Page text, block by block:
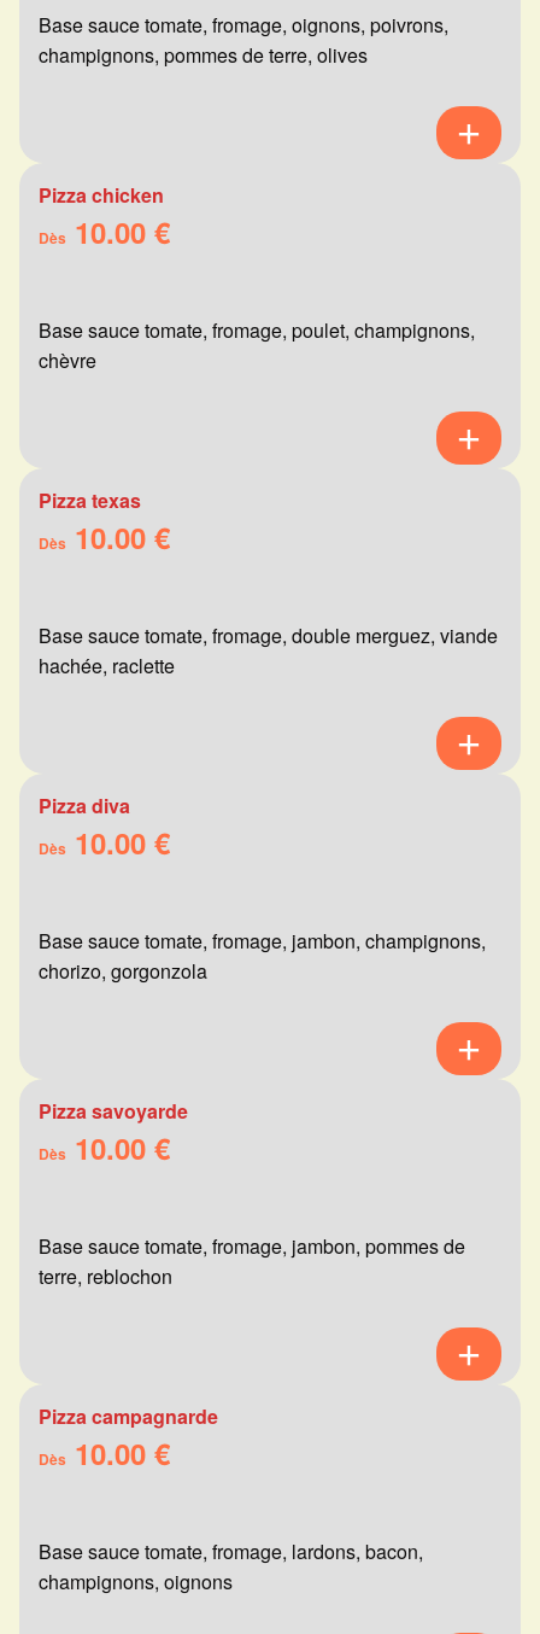
Base sauce tomate, fromage, oignons, poivrons,
champignons, pommes de terre, olives
Pizza chicken
Dès 10.00 €
Base sauce tomate, fromage, poulet, champignons,
chèvre
Pizza texas
Dès 10.00 €
Base sauce tomate, fromage, double merguez, viande
hachée, raclette
Pizza diva
Dès 10.00 €
Base sauce tomate, fromage, jambon, champignons,
chorizo, gorgonzola
Pizza savoyarde
Dès 10.00 €
Base sauce tomate, fromage, jambon, pommes de
terre, reblochon
Pizza campagnarde
Dès 10.00 €
Base sauce tomate, fromage, lardons, bacon,
champignons, oignons